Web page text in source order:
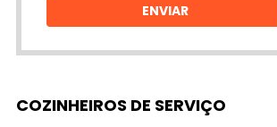
ENVIAR
COZINHEIROS DE SERVIÇO